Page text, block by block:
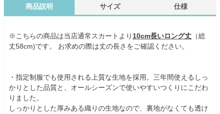
商品説明 サイズ 仕様
※こちらの商品は当店通常スカートより10cm長いロング丈 （総
丈58cm)です。 お求めの際は丈の長さをご確認ください。
・指定制服でも使用される上質な生地を採用。三年間使えるしっ
かりとした品質と、オールシーズンで使いやすいつくりにこだわ
りました。
しっかりとした厚みある織りの生地なので、裏地がなくても透け